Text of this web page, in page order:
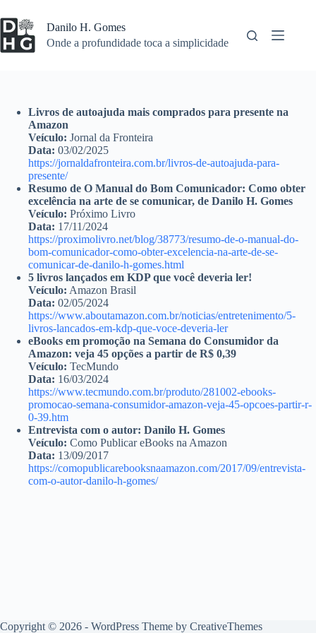
para
o
conteúdo
Danilo H. Gomes
Onde a profundidade toca a simplicidade
Livros de autoajuda mais comprados para presente na
Amazon
Veículo: Jornal da Fronteira
Data: 03/02/2025
https://jornaldafronteira.com.br/livros-de-autoajuda-para-
presente/
Resumo de O Manual do Bom Comunicador: Como obter
excelência na arte de se comunicar, de Danilo H. Gomes
Veículo: Próximo Livro
Data: 17/11/2024
https://proximolivro.net/blog/38773/resumo-de-o-manual-do-
bom-comunicador-como-obter-excelencia-na-arte-de-se-
comunicar-de-danilo-h-gomes.html
5 livros lançados em KDP que você deveria ler!
Veículo: Amazon Brasil
Data: 02/05/2024
https://www.aboutamazon.com.br/noticias/entretenimento/5-
livros-lancados-em-kdp-que-voce-deveria-ler
eBooks em promoção na Semana do Consumidor da
Amazon: veja 45 opções a partir de R$ 0,39
Veículo: TecMundo
Data: 16/03/2024
https://www.tecmundo.com.br/produto/281002-ebooks-
promocao-semana-consumidor-amazon-veja-45-opcoes-partir-r-
0-39.htm
Entrevista com o autor: Danilo H. Gomes
Veículo: Como Publicar eBooks na Amazon
Data: 13/09/2017
https://comopublicarebooksnaamazon.com/2017/09/entrevista-
com-o-autor-danilo-h-gomes/
Copyright © 2026 - WordPress Theme by CreativeThemes